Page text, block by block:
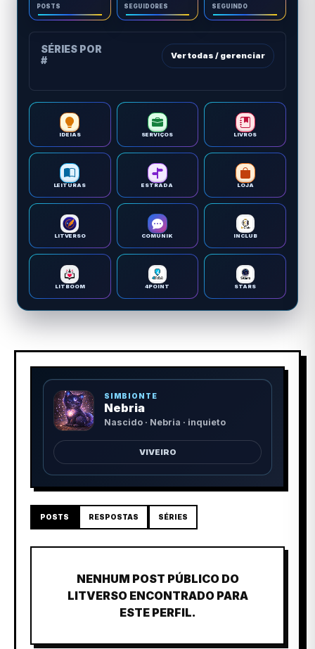
POSTS SEGUIDORES SEGUINDO
SÉRIES POR
#
Ver todas / gerenciar
IDEIAS SERVIÇOS LIVROS
LEITURAS ESTRADA LOJA
LITVERSO COMUNIK INCLUB
LITBOOM 4POINT STARS
SIMBIONTE
Nebria
Nascido · Nebria · inquieto
VIVEIRO
POSTS RESPOSTAS SÉRIES
NENHUM POST PÚBLICO DO
LITVERSO ENCONTRADO PARA
ESTE PERFIL.